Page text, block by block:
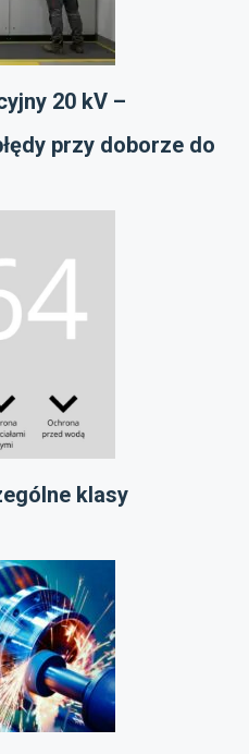
20 kV –
przy doborze do
klasy